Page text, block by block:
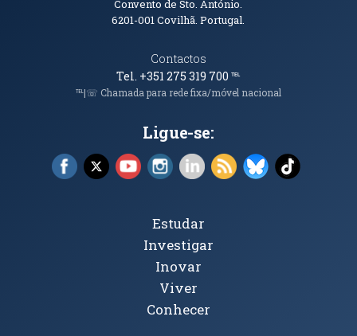
Convento de Sto. António.
6201-001Covilhã. Portugal.
Contactos
Tel. +351 275 319 700℡
℡|☏ Chamada para rede fixa/móvel nacional
Ligue-se:
Facebook (abre em nova janela)
X (abre em nova janela)
YouTube (abre em nova janela)
Instagram (abre em nova janela)
LinkedIn (abre em nova
RSS (abre em nova
Bluesky (abre
TikTok
Tópicos Principais
Estudar
Investigar
Inovar
Viver
Conhecer